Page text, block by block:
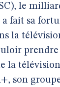
le
fait sa
la
la
son